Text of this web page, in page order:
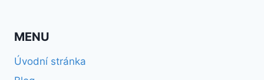
MENU
Úvodní stránka